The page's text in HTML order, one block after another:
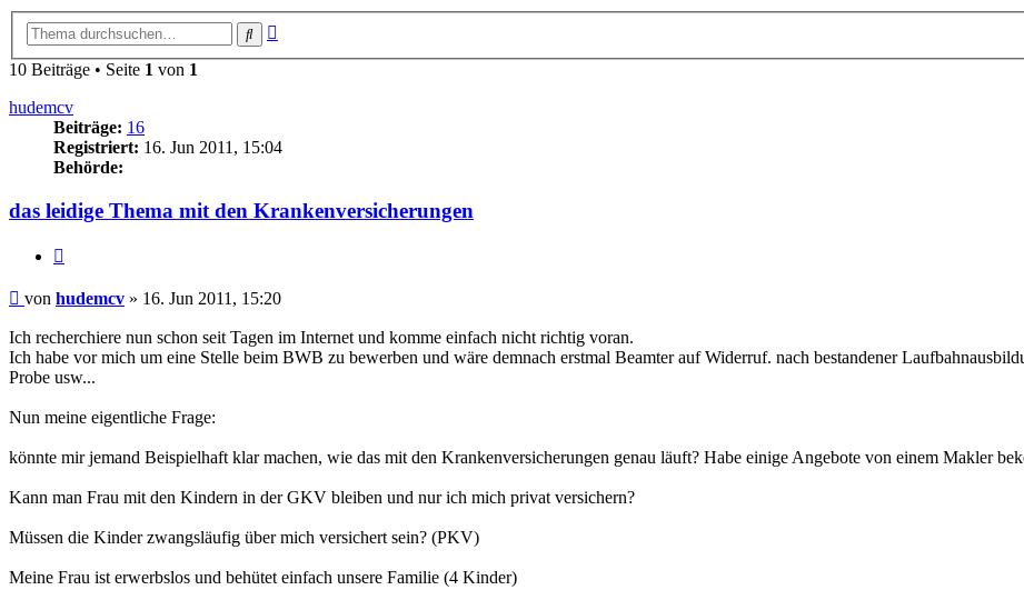
Suche
10 Beiträge • Seite 1 von 1
hudemcv
Beiträge: 16
Registriert: 16. Jun 2011, 15:04
Behörde:
das leidige Thema mit den Krankenversicherungen
Beitrag
von hudemcv » 16. Jun 2011, 15:20
Ich recherchiere nun schon seit Tagen im Internet und komme einfach nicht richtig voran.
Ich habe vor mich um eine Stelle beim BWB zu bewerben und wäre demnach erstmal Beamter auf Widerruf. nach bestandener
Probe usw...
Nun meine eigentliche Frage:
könnte mir jemand Beispielhaft klar machen, wie das mit den Krankenversicherungen genau läuft? Habe einige Angebote von einem Makler
Kann man Frau mit den Kindern in der GKV bleiben und nur ich mich privat versichern?
Müssen die Kinder zwangsläufig über mich versichert sein? (PKV)
Meine Frau ist erwerbslos und behütet einfach unsere Familie (4 Kinder)